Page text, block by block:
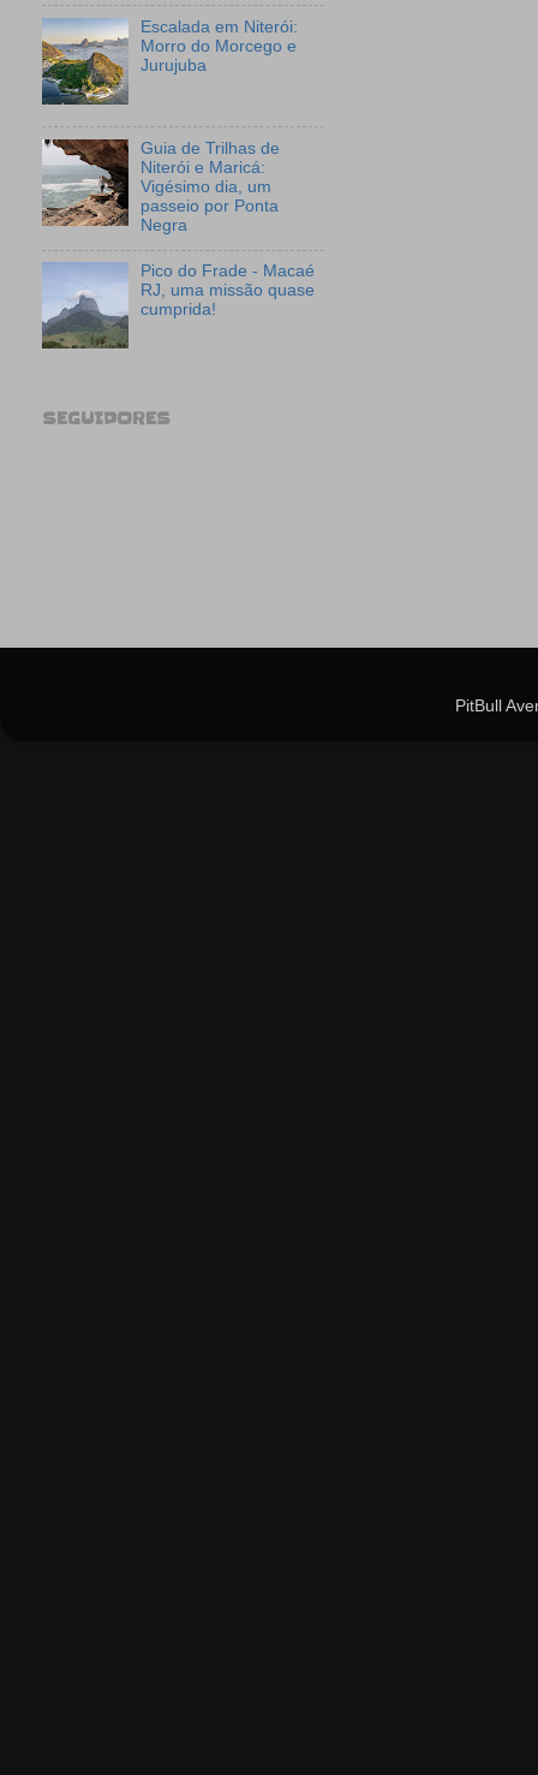
Escalada em Niterói:
Morro do Morcego e
Jurujuba
Guia de Trilhas de
Niterói e Maricá:
Vigésimo dia, um
passeio por Ponta
Negra
Pico do Frade - Macaé
RJ, uma missão quase
cumprida!
SEGUIDORES
PitBull